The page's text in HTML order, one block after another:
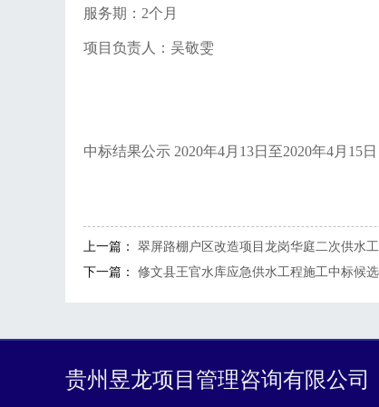
服务期： 2个月
项目负责人：吴敬雯
中标结果公示 2020年4月13日至2020年4月 1 5
上一篇： 翠屏路棚户区改造项目龙岗华庭二次供水
下一篇： 修文县王官水库应急供水工程施工中标候
贵州昱龙项目管理咨询有限公司